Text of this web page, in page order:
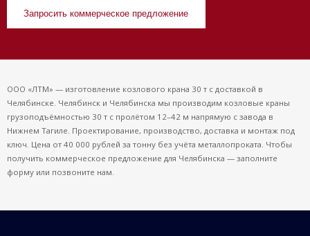
Запросить коммерческое предложение
ООО «ЛТМ» — изготовление козлового крана 30 т с доставкой в
Челябинске. Челябинск и Челябинска мы производим козловые краны
грузоподъёмностью 30 т с пролётом 12–42 м напрямую с завода в
Нижнем Тагиле. Проектирование, производство, доставка и монтаж под
ключ. Цена от 40 000 рублей за тонну без учёта металлопроката. Чтобы
получить коммерческое предложение для Челябинска — заполните
форму или позвоните нам.